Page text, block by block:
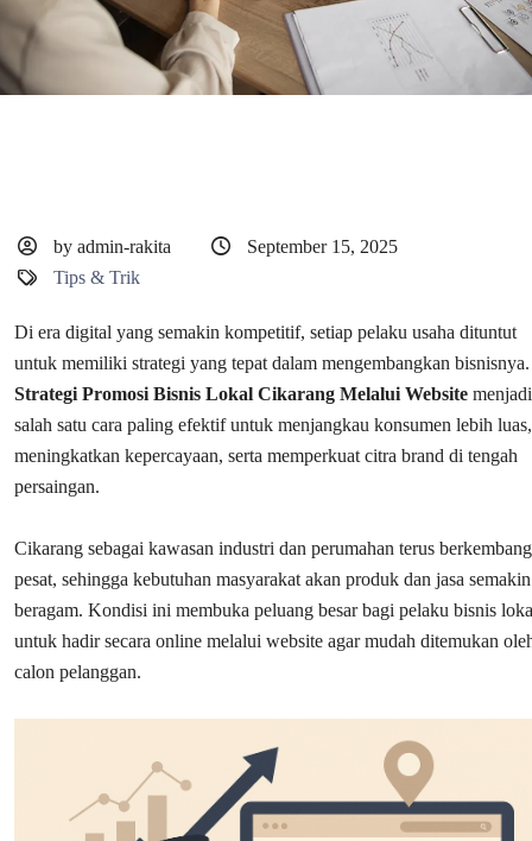
by admin-rakita
September 15, 2025
Tips & Trik
Di era digital yang semakin kompetitif, setiap pelaku usaha dituntut
untuk memiliki strategi yang tepat dalam mengembangkan bisnisnya.
Strategi Promosi Bisnis Lokal Cikarang Melalui Website menjadi
salah satu cara paling efektif untuk menjangkau konsumen lebih luas,
meningkatkan kepercayaan, serta memperkuat citra brand di tengah
persaingan.
Cikarang sebagai kawasan industri dan perumahan terus berkembang
pesat, sehingga kebutuhan masyarakat akan produk dan jasa semakin
beragam. Kondisi ini membuka peluang besar bagi pelaku bisnis
untuk hadir secara online melalui website agar mudah ditemukan
calon pelanggan.